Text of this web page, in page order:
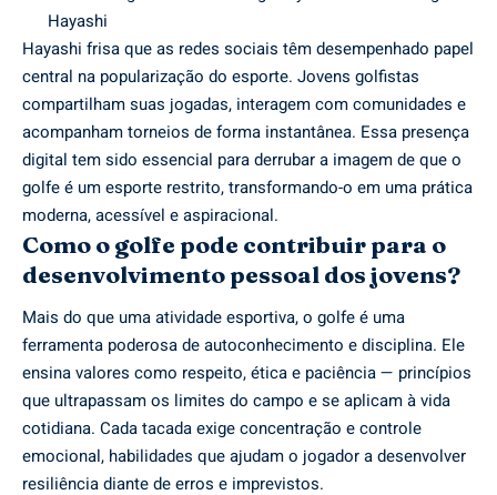
Hayashi
Hayashi frisa que as redes sociais têm desempenhado papel
central na popularização do esporte. Jovens golfistas
compartilham suas jogadas, interagem com comunidades e
acompanham torneios de forma instantânea. Essa presença
digital tem sido essencial para derrubar a imagem de que o
golfe é um esporte restrito, transformando-o em uma prática
moderna, acessível e aspiracional.
Como o golfe pode contribuir para o
desenvolvimento pessoal dos jovens?
Mais do que uma atividade esportiva, o golfe é uma
ferramenta poderosa de autoconhecimento e disciplina. Ele
ensina valores como respeito, ética e paciência — princípios
que ultrapassam os limites do campo e se aplicam à vida
cotidiana. Cada tacada exige concentração e controle
emocional, habilidades que ajudam o jogador a desenvolver
resiliência diante de erros e imprevistos.